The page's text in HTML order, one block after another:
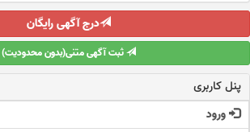
درج آگهی رایگان
ثبت آگهی متنی(بدون محدودیت)
پنل کاربری
ورود